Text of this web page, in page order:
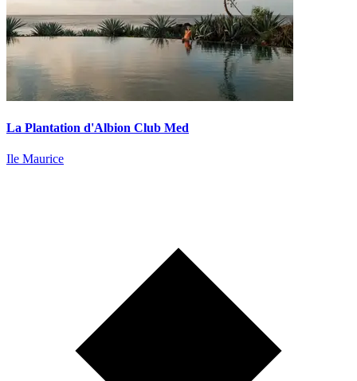
La Plantation d'Albion Club Med
Ile Maurice